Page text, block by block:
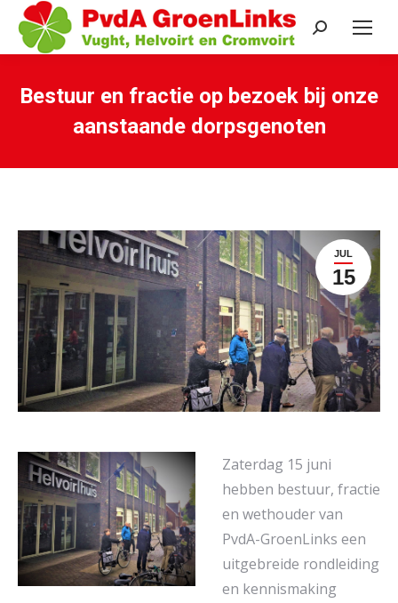
Search:
Bestuur en fractie op bezoek bij onze
aanstaande dorpsgenoten
JUL
15
Zaterdag 15 juni
hebben bestuur, fractie
en wethouder van
PvdA-GroenLinks een
uitgebreide rondleiding
en kennismaking